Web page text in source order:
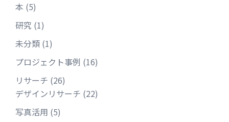
本 (5)
研究 (1)
未分類 (1)
プロジェクト事例 (16)
リサーチ (26)
デザインリサーチ (22)
写真活用 (5)